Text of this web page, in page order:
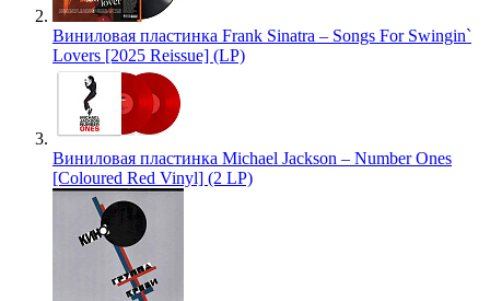
Виниловая пластинка Frank Sinatra – Songs For Swingin`
Lovers [2025 Reissue] (LP)
Виниловая пластинка Michael Jackson – Number Ones
[Coloured Red Vinyl] (2 LP)